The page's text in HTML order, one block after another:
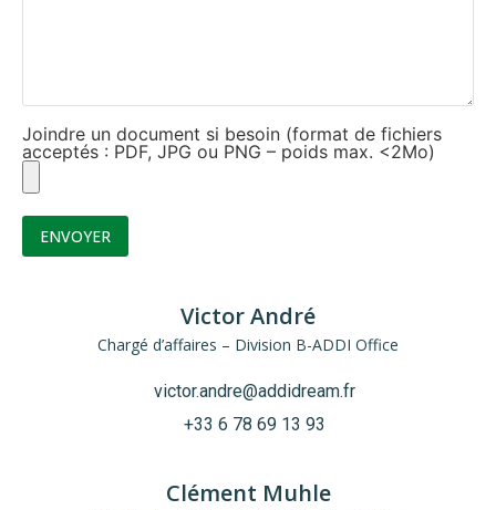
Joindre un document si besoin (format de fichiers
acceptés : PDF, JPG ou PNG – poids max. <2Mo)
Victor André
Chargé d’affaires – Division B-ADDI Office
victor.andre@addidream.fr
+33 6 78 69 13 93
Clément Muhle